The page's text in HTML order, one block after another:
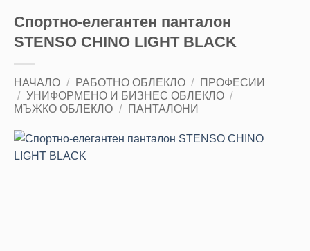
Спортно-елегантен панталон
STENSO CHINO LIGHT BLACK
НАЧАЛО / РАБОТНО ОБЛЕКЛО /
ПРОФЕСИИ
/ УНИФОРМЕНО И БИЗНЕС ОБЛЕКЛО /
МЪЖКО ОБЛЕКЛО / ПАНТАЛОНИ